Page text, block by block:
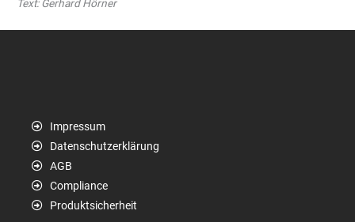
Text: Gerhard Hörner
Impressum
Datenschutzerklärung
AGB
Compliance
Produktsicherheit